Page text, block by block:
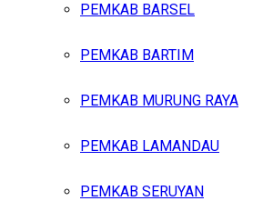
PEMKAB BARSEL
PEMKAB BARTIM
PEMKAB MURUNG RAYA
PEMKAB LAMANDAU
PEMKAB SERUYAN